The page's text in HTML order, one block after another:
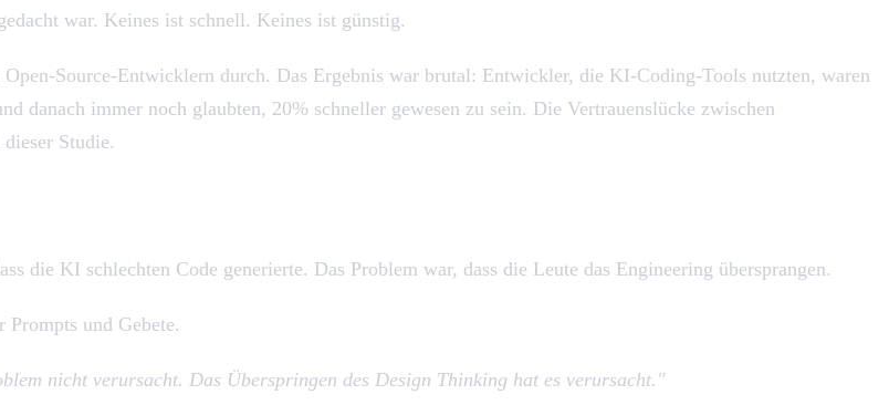
war. Keines ist schnell. Keines ist günstig.
Source-Entwicklern durch. Das Ergebnis war brutal: Entwickler, die KI-Coding-Tools nutzten, waren
danach immer noch glaubten, 20% schneller gewesen zu sein. Die Vertrauenslücke zwischen
Studie.
die KI schlechten Code generierte. Das Problem war, dass die Leute das Engineering übersprangen.
und Gebete.
nicht verursacht. Das Überspringen des Design Thinking hat es verursacht."